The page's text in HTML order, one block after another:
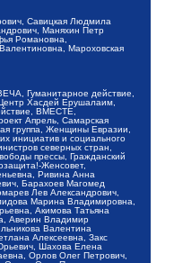
Савицкая Людмила
Маняхин Петр
Романовна,
Мароховская
Гуманитарное действие,
Хасдей Ерушалаим,
ВМЕСТЕ,
Апрель, Самарская
группа, Женщины Евразии,
инициатив и социального
северных стран,
прессы, Гражданский
Женсовет,
Ривина Анна
Барахоев Магомед
Лев Александрович,
Марина Владимировна,
Акимова Татьяна
Аверин Владимир
Валентина
Алексеевна, Закс
Шахова Елена
Орлов Олег Петрович,